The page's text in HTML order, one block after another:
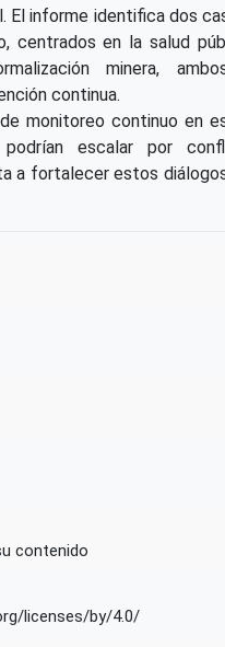
El informe identifica dos
centrados en la salud
minera,
continua.
monitoreo continuo en
podrían escalar por
a fortalecer estos
contenido
licenses/by/4.0/